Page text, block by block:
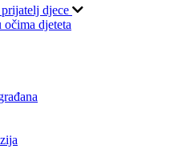
djece
očima djeteta